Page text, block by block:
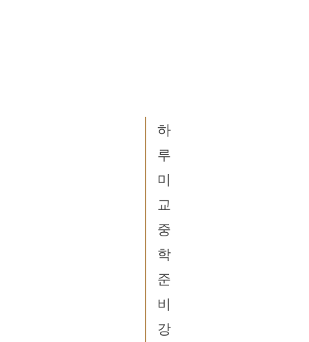
하
루
미
교
중
학
준
비
강